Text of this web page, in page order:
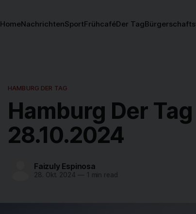
HomeNachrichtenSportFrühcaféDer Tag
HAMBURG DER TAG
Hamburg Der
28.10.2024
Faizuly Espinosa
28. Okt. 2024 —1 min read